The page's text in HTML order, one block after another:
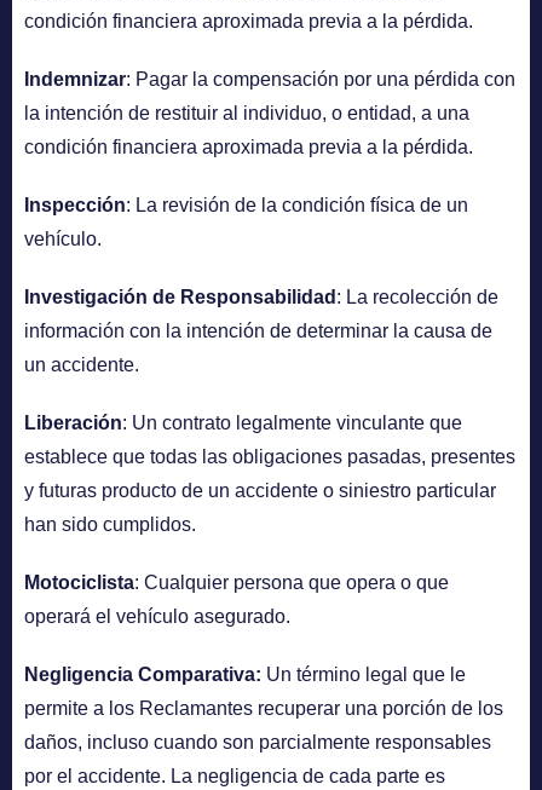
condición financiera aproximada previa a la pérdida.
Indemnizar: Pagar la compensación por una pérdida con
la intención de restituir al individuo, o entidad, a una
condición financiera aproximada previa a la pérdida.
Inspección: La revisión de la condición física de un
vehículo.
Investigación de Responsabilidad : La recolección de
información con la intención de determinar la causa de
un accidente.
Liberación: Un contrato legalmente vinculante que
establece que todas las obligaciones pasadas, presentes
y futuras producto de un accidente o siniestro particular
han sido cumplidos.
Motociclista: Cualquier persona que opera o que
operará el vehículo asegurado.
Negligencia Comparativa: Un término legal que le
permite a los Reclamantes recuperar una porción de los
daños, incluso cuando son parcialmente responsables
por el accidente. La negligencia de cada parte es